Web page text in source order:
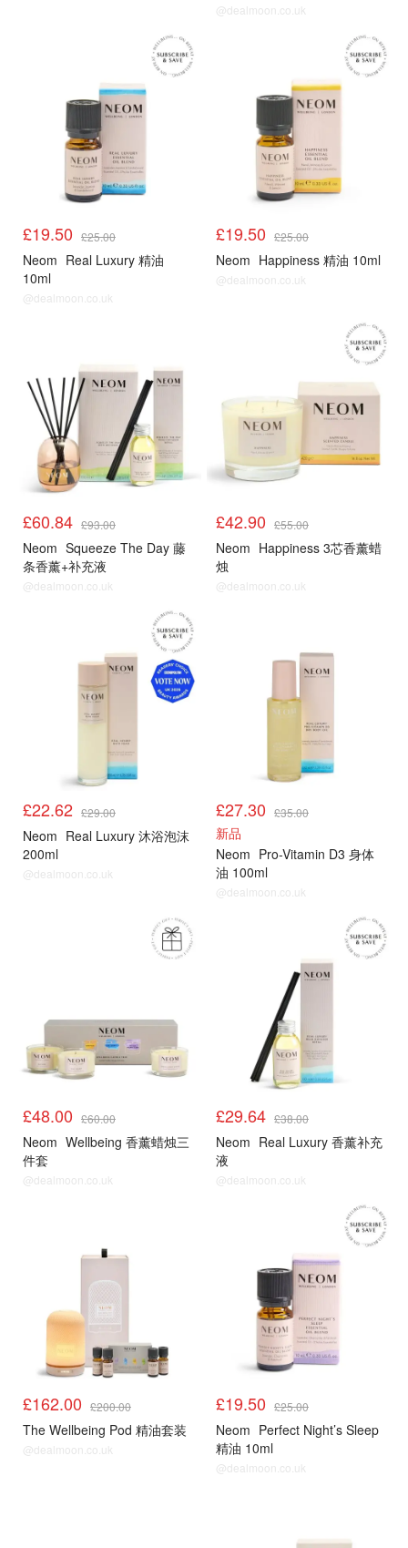
@dealmoon.co.uk
£19.50 £25.00
Neom Real Luxury 精油
10ml
@dealmoon.co.uk
£19.50 £25.00
Neom Happiness 精油 10ml
@dealmoon.co.uk
£60.84 £93.00
Neom Squeeze The Day 藤
条香薰+补充液
@dealmoon.co.uk
£42.90 £55.00
Neom Happiness 3芯香薰蜡
烛
@dealmoon.co.uk
£22.62 £29.00
Neom Real Luxury 沐浴泡沫
200ml
@dealmoon.co.uk
£27.30 £35.00
新品
Neom Pro-Vitamin D3 身体
油 100ml
@dealmoon.co.uk
£48.00 £60.00
Neom Wellbeing 香薰蜡烛三
件套
@dealmoon.co.uk
£29.64 £38.00
Neom Real Luxury 香薰补充
液
@dealmoon.co.uk
£162.00 £200.00
The Wellbeing Pod 精油套装
@dealmoon.co.uk
£19.50 £25.00
Neom Perfect Night’s Sleep
精油 10ml
@dealmoon.co.uk